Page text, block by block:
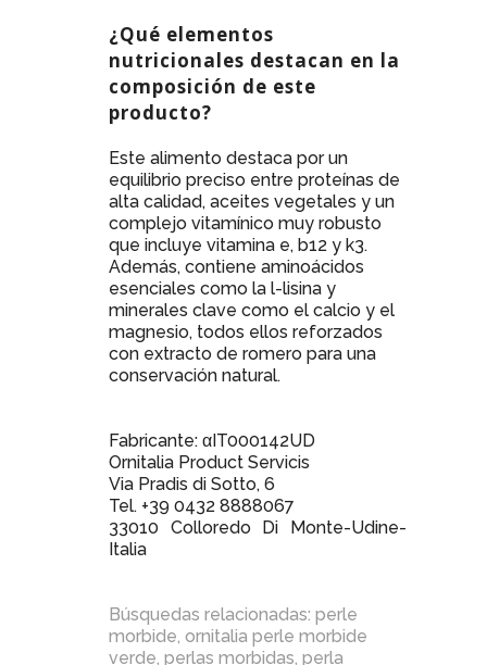
¿Qué elementos
nutricionales destacan en la
composición de este
producto?
Este alimento destaca por un
equilibrio preciso entre proteínas de
alta calidad, aceites vegetales y un
complejo vitamínico muy robusto
que incluye vitamina e, b12 y k3.
Además, contiene aminoácidos
esenciales como la l-lisina y
minerales clave como el calcio y el
magnesio, todos ellos reforzados
con extracto de romero para una
conservación natural.
Fabricante: αIT000142UD
Ornitalia Product Servicis
Via Pradis di Sotto, 6
Tel. +39 0432 8888067
33010 Colloredo Di Monte-Udine-
Italia
Búsquedas relacionadas: perle
morbide, ornitalia perle morbide
verde, perlas morbidas, perla